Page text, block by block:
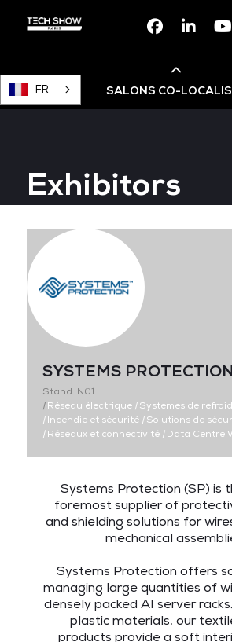
Facebook
FR SALONS CO-
Devops Live
Cloud & Cyber Security
Data & AI Leaders Summit
Data Centre World
Exhibitors
SYSTEMS PROTECTION
Stand: N01
|Réseau électrique |Systemes de
|Incendie et sécurité |Solutions de
|Réseaux et connectivité |Data Centre
Systems Protection (SP) is
foremost supplier of
and shielding solutions for
mechanical
Systems Protection offers
managing large quantities of
densely packed AI server
plastic materials, our
products provide a soft